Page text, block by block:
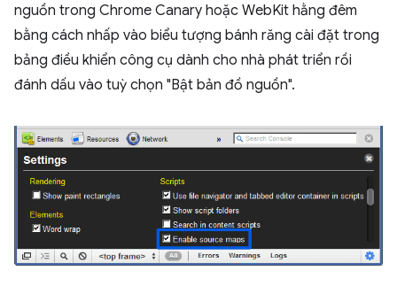
nguồn trong Chrome Canary hoặc WebKit hằng đêm
bằng cách nhấp vào biểu tượng bánh răng cài đặt trong
bảng điều khiển công cụ dành cho nhà phát triển rồi
đánh dấu vào tuỳ chọn "Bật bản đồ nguồn".